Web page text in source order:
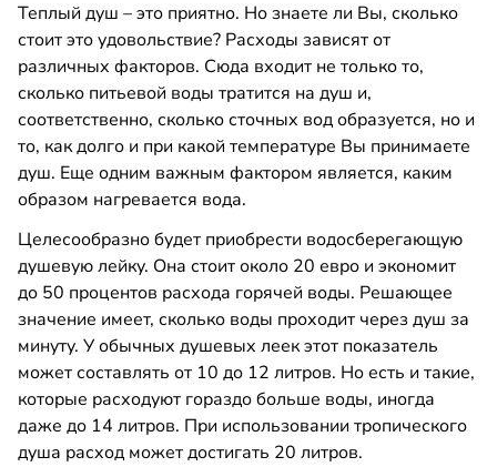
Теплый душ – это приятно. Но знаете ли Вы, сколько
стоит это удовольствие? Расходы зависят от
различных факторов. Сюда входит не только то,
сколько питьевой воды тратится на душ и,
соответственно, сколько сточных вод образуется, но и
то, как долго и при какой температуре Вы принимаете
душ. Еще одним важным фактором является, каким
образом нагревается вода.
Целесообразно будет приобрести водосберегающую
душевую лейку. Она стоит около 20 евро и экономит
до 50 процентов расхода горячей воды. Решающее
значение имеет, сколько воды проходит через душ за
минуту. У обычных душевых леек этот показатель
может составлять от 10 до 12 литров. Но есть и такие,
которые расходуют гораздо больше воды, иногда
даже до 14 литров. При использовании тропического
душа расход может достигать 20 литров.